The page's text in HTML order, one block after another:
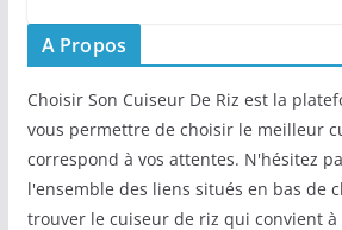
A Propos
Choisir Son Cuiseur De Riz est la
vous permettre de choisir le meilleur
correspond à vos attentes. N'hésitez
l'ensemble des liens situés en bas de
trouver le cuiseur de riz qui convient à